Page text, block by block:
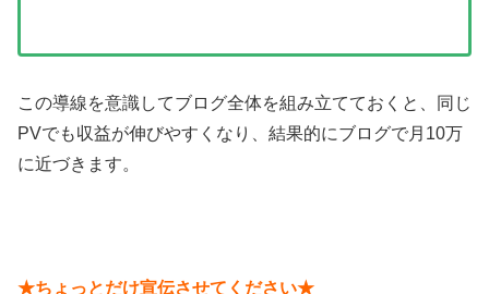
この導線を意識してブログ全体を組み立てておくと、同じ
PVでも収益が伸びやすくなり、結果的にブログで月10万
に近づきます。
★ちょっとだけ宣伝させてください★